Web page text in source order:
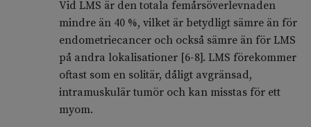
Vid LMS är den totala femårsöverlevnaden
mindre än 40 %, vilket är betydligt sämre än för
endometriecancer och också sämre än för LMS
på andra lokalisationer [6-8]. LMS förekommer
oftast som en solitär, dåligt avgränsad,
intramuskulär tumör och kan misstas för ett
myom.